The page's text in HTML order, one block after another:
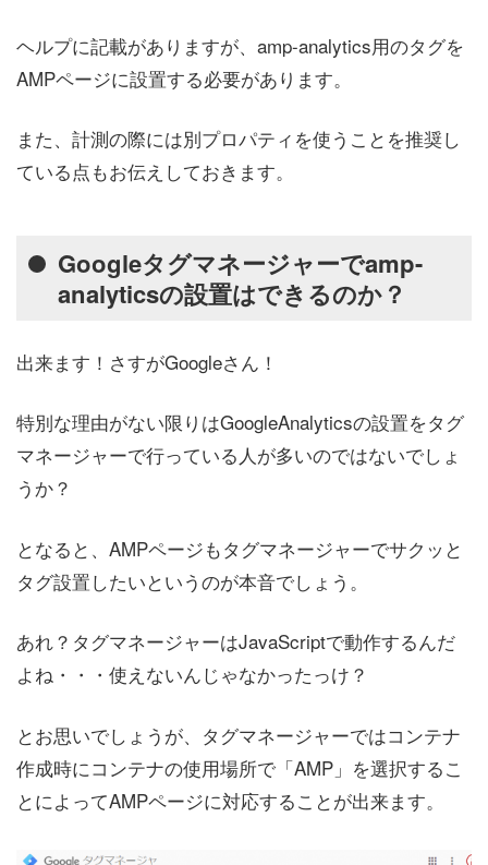
ヘルプに記載がありますが、amp-analytics用のタグを
AMPページに設置する必要があります。
また、計測の際には別プロパティを使うことを推奨し
ている点もお伝えしておきます。
Googleタグマネージャーでamp-
analyticsの設置はできるのか？
出来ます！さすがGoogleさん！
特別な理由がない限りはGoogleAnalyticsの設置をタグ
マネージャーで行っている人が多いのではないでしょ
うか？
となると、AMPページもタグマネージャーでサクッと
タグ設置したいというのが本音でしょう。
あれ？タグマネージャーはJavaScriptで動作するんだ
よね・・・使えないんじゃなかったっけ？
とお思いでしょうが、タグマネージャーではコンテナ
作成時にコンテナの使用場所で「AMP」を選択するこ
とによってAMPページに対応することが出来ます。